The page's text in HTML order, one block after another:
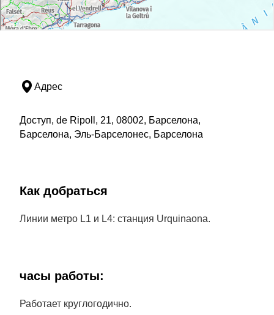
Адрес
Доступ, de Ripoll, 21, 08002, Барселона,
Барселона, Эль-Барселонес, Барселона
Как добраться
Линии метро L1 и L4: станция Urquinaona.
часы работы:
Работает круглогодично.